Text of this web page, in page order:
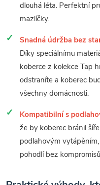
dlouhá léta. Perfektní
mazlíčky.
Snadná údržba bez
Díky speciálnímu
koberce z kolekce Tap
odstraníte a koberec
všechny domácnosti.
Kompatibilní s
že by koberec bránil
podlahovým
pohodlí bez